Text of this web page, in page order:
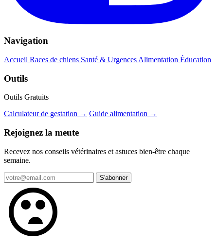
Navigation
Accueil Races de chiens Santé & Urgences Alimentation Éducation
Outils
Outils Gratuits
Calculateur de gestation → Guide alimentation →
Rejoignez la meute
Recevez nos conseils vétérinaires et astuces bien-être chaque
semaine.
S'abonner